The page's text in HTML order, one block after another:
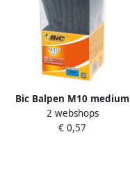
Bic Balpen M10 medium
zwart in tubo verpakking
2 webshops
€ 0,57